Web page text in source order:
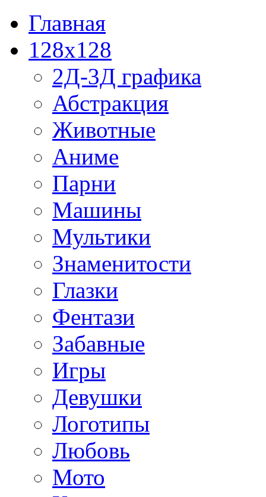
Главная
128x128
2Д-3Д графика
Абстракция
Животные
Аниме
Парни
Машины
Мультики
Знаменитости
Глазки
Фентази
Забавные
Игры
Девушки
Логотипы
Любовь
Мото